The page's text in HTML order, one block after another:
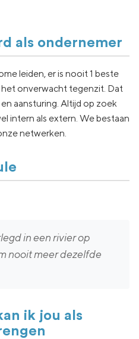
als ondernemer
leiden, er is nooit 1 beste
het onverwacht tegenzit. Dat
aansturing. Altijd op zoek
intern als extern. We bestaan
netwerken.
in een rivier op
nooit meer dezelfde
ik jou als